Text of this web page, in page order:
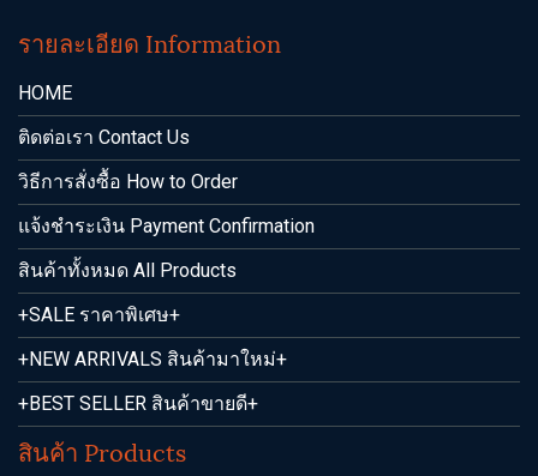
รายละเอียด Information
HOME
ติดต่อเรา Contact Us
วิธีการสั่งซื้อ How to Order
แจ้งชำระเงิน Payment Confirmation
สินค้าทั้งหมด All Products
+SALE ราคาพิเศษ+
+NEW ARRIVALS สินค้ามาใหม่+
+BEST SELLER สินค้าขายดี+
สินค้า Products